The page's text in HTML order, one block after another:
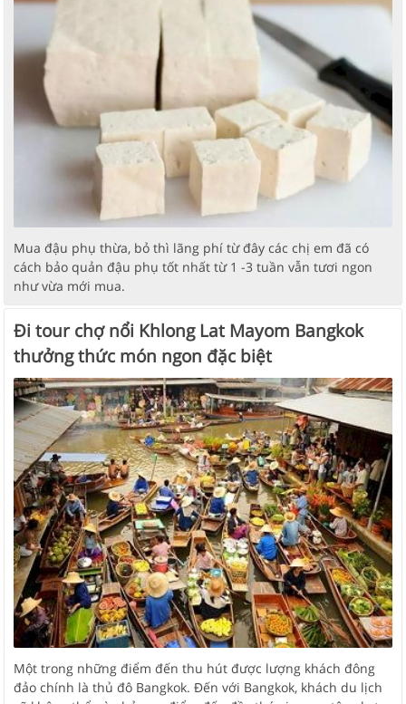
Mua đậu phụ thừa, bỏ thì lãng phí từ đây các chị em đã có
cách bảo quản đậu phụ tốt nhất từ 1 -3 tuần vẫn tươi ngon
như vừa mới mua.
Đi tour chợ nổi Khlong Lat Mayom Bangkok
thưởng thức món ngon đặc biệt
Một trong những điểm đến thu hút được lượng khách đông
đảo chính là thủ đô Bangkok. Đến với Bangkok, khách du lịch